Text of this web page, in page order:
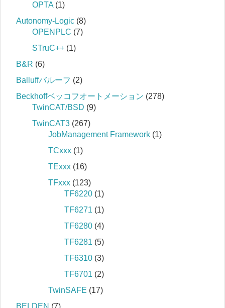
OPTA(1)
Autonomy-Logic (8)
OPENPLC (7)
STruC++ (1)
B&R (6)
Balluffバルーフ (2)
Beckhoffベッコフオートメーション (278)
TwinCAT/BSD (9)
TwinCAT3 (267)
JobManagement Framework (1)
TCxxx (1)
TExxx (16)
TFxxx (123)
TF6220 (1)
TF6271 (1)
TF6280 (4)
TF6281 (5)
TF6310 (3)
TF6701 (2)
TwinSAFE (17)